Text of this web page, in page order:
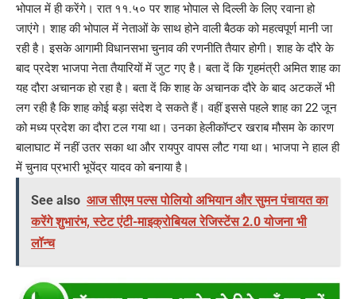
भोपाल में ही करेंगे। रात ११.५० पर शाह भोपाल से दिल्ली के लिए रवाना हो
जाएंगे। शाह की भोपाल में नेताओं के साथ होने वाली बैठक को महत्वपूर्ण मानी जा
रही है। इसके आगामी विधानसभा चुनाव की रणनीति तैयार होगी। शाह के दौरे के
बाद प्रदेश भाजपा नेता तैयारियों में जुट गए है। बता दें कि गृहमंत्री अमित शाह का
यह दौरा अचानक हो रहा है। बता दें कि शाह के अचानक दौरे के बाद अटकलें भी
लग रही है कि शाह कोई बड़ा संदेश दे सकते हैं। वहीं इससे पहले शाह का 22 जून
को मध्य प्रदेश का दौरा टल गया था। उनका हेलीकॉप्टर खराब मौसम के कारण
बालाघाट में नहीं उतर सका था और रायपुर वापस लौट गया था। भाजपा ने हाल ही
में चुनाव प्रभारी भूपेंद्र यादव को बनाया है।
See also आज सीएम पल्स पोलियो अभियान और सुमन पंचायत का
करेंगे शुभारंभ, स्टेट एंटी-माइक्रोबियल रेजिस्टेंस 2.0 योजना भी
लॉन्च